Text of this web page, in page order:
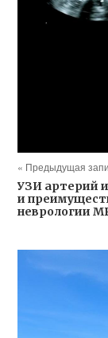
« Предыдущая
УЗИ артерий
и
неврологии